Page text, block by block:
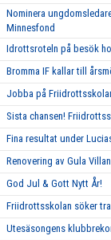
Nominera
Minnesfond
Idrottsroteln på besök
Bromma IF kallar till
Jobba på
Sista chansen!
Fina resultat under
Renovering av Gula Villan
God Jul & Gott Nytt År!
Friidrottsskolan söker
Utesäsongens